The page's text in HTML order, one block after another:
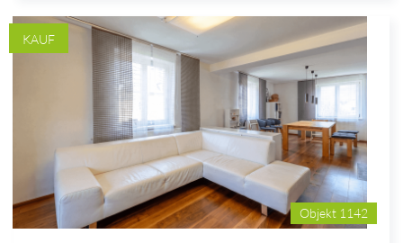
KAUF
Objekt 1142